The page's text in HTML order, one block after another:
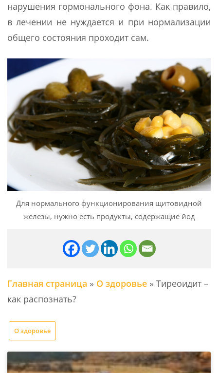
нарушения гормонального фона. Как правило,
в лечении не нуждается и при нормализации
общего состояния проходит сам.
Для нормального функционирования щитовидной
железы, нужно есть продукты, содержащие йод
Главная страница » О здоровье » Тиреоидит –
как распознать?
О здоровье